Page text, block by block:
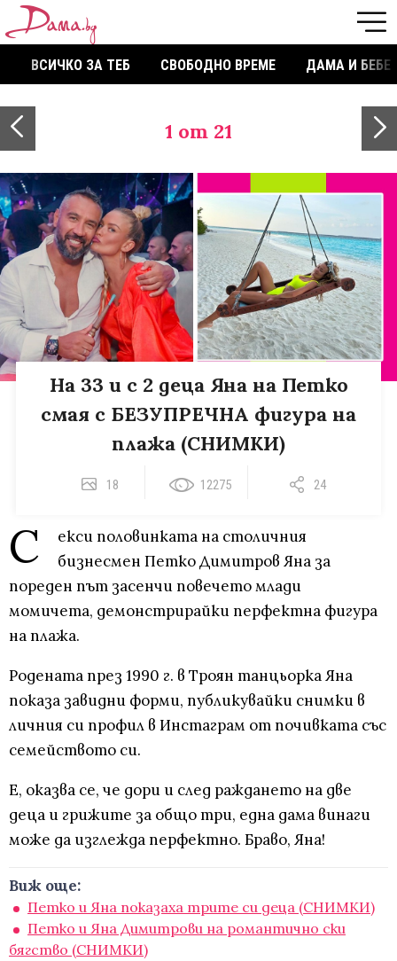
ВСИЧКО ЗА ТЕБ СВОБОДНО ВРЕМЕ ДАМА И БЕБЕ
1 от 21
На 33 и с 2 деца Яна на Петко
смая с БЕЗУПРЕЧНА фигура на
плажа (СНИМКИ)
18 12275 24
С
екси половинката на столичния
бизнесмен Петко Димитров Яна за
пореден път засенчи повечето млади
момичета, демонстрирайки перфектна фигура
на плажа.
Родената през 1990 г. в Троян танцьорка Яна
показа завидни форми, публикувайки снимки в
личния си профил в Инстаграм от почивката със
семейството си.
Е, оказва се, че дори и след раждането на две
деца и грижите за общо три, една дама винаги
може да изглежда перфектно. Браво, Яна!
Виж още:
Петко и Яна показаха трите си деца (СНИМКИ)
Петко и Яна Димитрови на романтично ски
бягство (СНИМКИ)